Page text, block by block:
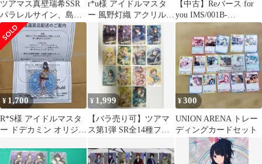
ツアマス真壁瑞希SSR
パラレルサイン、島村
卯月SR、風野灯織SR、
春日未来CO
r*u様 アイドルマスタ
ー 風野灯織 アクリルス
タンド ドデカミン当選
【中古】Reバース for
you IMS/001B-
008[RRR]：風野灯織
¥ 1,700
R*S様 アイドルマスタ
ー ドデカミン オリジナ
風野灯織
¥ 1,999
【バラ売り可】ツアマ
ス第1弾 SR全14種フル
¥300
UNION ARENA トレー
ディングカードセット